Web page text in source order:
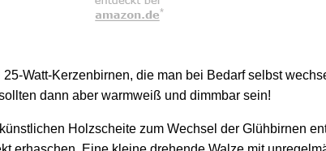
*
Watt-Kerzenbirnen, die man bei Bedarf selbst
dann aber warmweiß und dimmbar sein!
Holzscheite zum Wechsel der Glühbirnen